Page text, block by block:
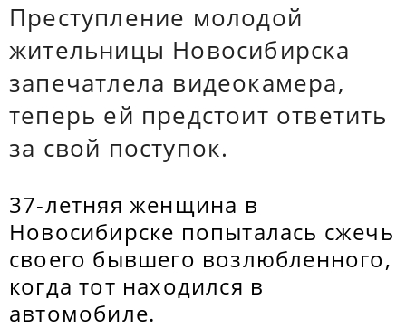
Преступление молодой
жительницы Новосибирска
запечатлела видеокамера,
теперь ей предстоит ответить
за свой поступок.
37-летняя женщина в
Новосибирске попыталась сжечь
своего бывшего возлюбленного,
когда тот находился в
автомобиле.